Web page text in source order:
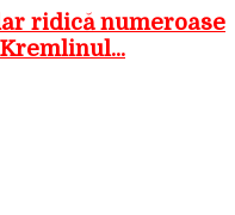
ridică numeroase